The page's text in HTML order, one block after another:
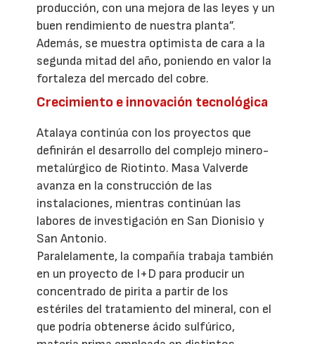
producción, con una mejora de las leyes y un
buen rendimiento de nuestra planta”.
Además, se muestra optimista de cara a la
segunda mitad del año, poniendo en valor la
fortaleza del mercado del cobre.
Crecimiento e innovación tecnológica
Atalaya continúa con los proyectos que
definirán el desarrollo del complejo minero-
metalúrgico de Riotinto. Masa Valverde
avanza en la construcción de las
instalaciones, mientras continúan las
labores de investigación en San Dionisio y
San Antonio.
Paralelamente, la compañía trabaja también
en un proyecto de I+D para producir un
concentrado de pirita a partir de los
estériles del tratamiento del mineral, con el
que podría obtenerse ácido sulfúrico,